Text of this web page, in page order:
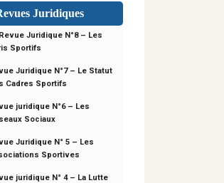
Juridiques
Juridique N°8 – Les
Sportifs
Juridique N°7 – Le Statut
Cadres Sportifs
juridique N°6 – Les
Sociaux
Juridique N° 5 – Les
Sportives
juridique N° 4 – La Lutte